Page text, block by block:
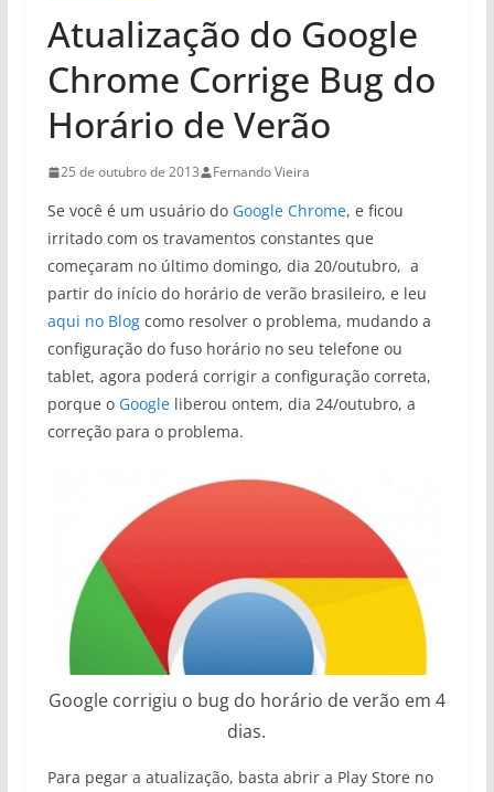
Atualização do Google
Chrome Corrige Bug do
Horário de Verão
25 de outubro de 2013 Fernando Vieira
Se você é um usuário do Google Chrome, e ficou
irritado com os travamentos constantes que
começaram no último domingo, dia 20/outubro, a
partir do início do horário de verão brasileiro, e leu
aqui no Blogcomo resolver o problema, mudando a
configuração do fuso horário no seu telefone ou
tablet, agora poderá corrigir a configuração correta,
porque o Googleliberou ontem, dia 24/outubro, a
correção para o problema.
Google corrigiu o bug do horário de verão em 4
dias.
Para pegar a atualização, basta abrir a Play Store no